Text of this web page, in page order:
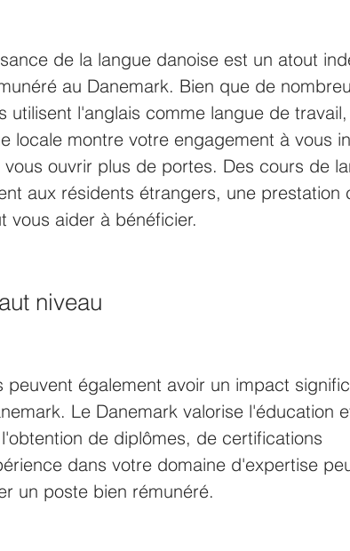
de la langue danoise est un atout
au Danemark. Bien que de
utilisent l'anglais comme langue de
locale montre votre engagement à vous
ouvrir plus de portes. Des cours de
aux résidents étrangers, une prestation
vous aider à bénéficier.
niveau
peuvent également avoir un impact
Le Danemark valorise l'éducation
de diplômes, de certifications
dans votre domaine d'expertise
un poste bien rémunéré.